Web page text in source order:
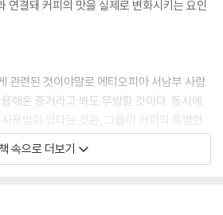
피의 미래를 생각한다 244
이의 말 249
연결돼 커피의 맛을 실제로 변화시키는 요인
관련된 것이야말로 에티오피아 서남부 사람
해온 증거라고 봐도 무방할 것이다. 동시에
용법이 있다는 것은, 그들이 커피의 특별한
하다.
책 속으로 더보기